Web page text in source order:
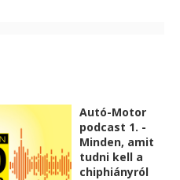
Autó-Motor
podcast 1. -
Minden, amit
tudni kell a
chiphiányról